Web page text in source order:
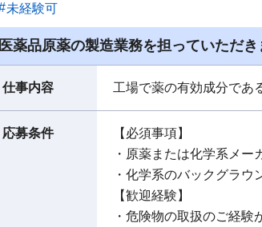
未経験可
医薬品原薬の製造業務を担っていただき
仕事内容 工場で薬の有効成分であ
応募条件
【必須事項】
・原薬または化学系メ
・化学系のバックグラウ
【歓迎経験】
・危険物の取扱のご経験